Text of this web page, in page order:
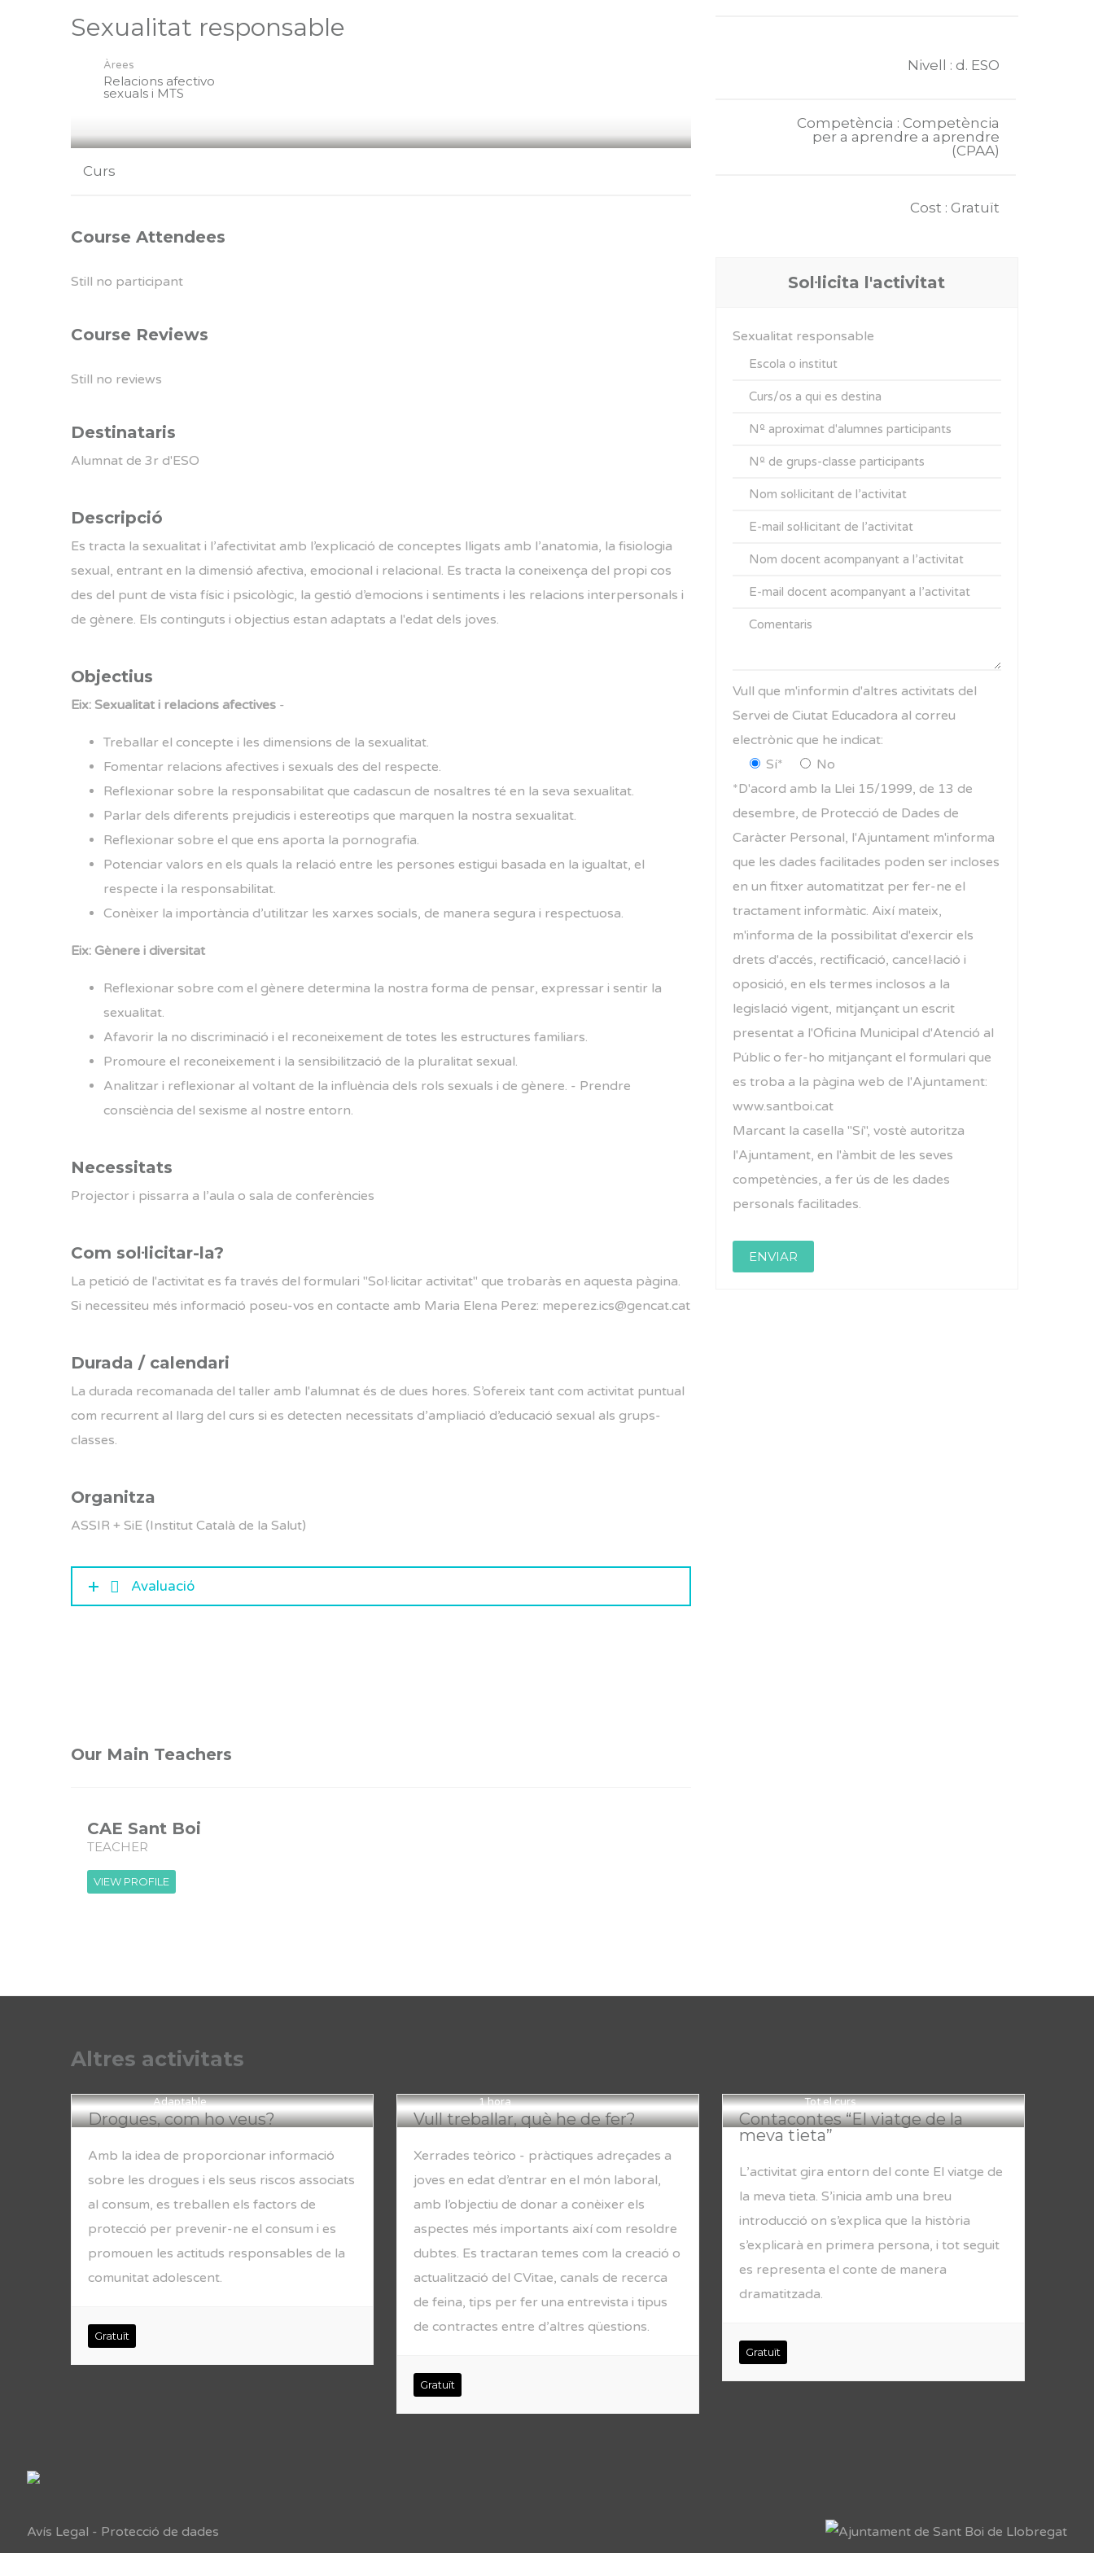
Sexualitat responsable
Àrees
Relacions afectivo
sexuals i MTS
Curs
Course Attendees
Still no participant
Course Reviews
Still no reviews
Destinataris
Alumnat de 3r d'ESO
Descripció
Es tracta la sexualitat i l’afectivitat amb l’explicació de conceptes lligats amb l’anatomia, la fisiologia
sexual, entrant en la dimensió afectiva, emocional i relacional. Es tracta la coneixença del propi cos
des del punt de vista físic i psicològic, la gestió d’emocions i sentiments i les relacions interpersonals i
de gènere. Els continguts i objectius estan adaptats a l'edat dels joves.
Objectius
Eix: Sexualitat i relacions afectives -
Treballar el concepte i les dimensions de la sexualitat.
Fomentar relacions afectives i sexuals des del respecte.
Reflexionar sobre la responsabilitat que cadascun de nosaltres té en la seva sexualitat.
Parlar dels diferents prejudicis i estereotips que marquen la nostra sexualitat.
Reflexionar sobre el que ens aporta la pornografia.
Potenciar valors en els quals la relació entre les persones estigui basada en la igualtat, el
respecte i la responsabilitat.
Conèixer la importància d’utilitzar les xarxes socials, de manera segura i respectuosa.
Eix: Gènere i diversitat
Reflexionar sobre com el gènere determina la nostra forma de pensar, expressar i sentir la
sexualitat.
Afavorir la no discriminació i el reconeixement de totes les estructures familiars.
Promoure el reconeixement i la sensibilització de la pluralitat sexual.
Analitzar i reflexionar al voltant de la influència dels rols sexuals i de gènere. - Prendre
consciència del sexisme al nostre entorn.
Necessitats
Projector i pissarra a l’aula o sala de conferències
Com sol·licitar-la?
La petició de l'activitat es fa través del formulari "Sol·licitar activitat" que trobaràs en aquesta pàgina.
Si necessiteu més informació poseu-vos en contacte amb Maria Elena Perez: meperez.ics@gencat.cat
Durada / calendari
La durada recomanada del taller amb l'alumnat és de dues hores. S’ofereix tant com activitat puntual
com recurrent al llarg del curs si es detecten necessitats d’ampliació d’educació sexual als grups-
classes.
Organitza
ASSIR + SiE (Institut Català de la Salut)
Avaluació
Our Main Teachers
CAE Sant Boi
TEACHER
VIEW PROFILE
Nivell : d. ESO
Competència : Competència
per a aprendre a aprendre
(CPAA)
Cost : Gratuït
Sol·licita l'activitat
Sexualitat responsable
Vull que m'informin d'altres activitats del
Servei de Ciutat Educadora al correu
electrònic que he indicat:
Sí*
No
*D'acord amb la Llei 15/1999, de 13 de
desembre, de Protecció de Dades de
Caràcter Personal, l'Ajuntament m'informa
que les dades facilitades poden ser incloses
en un fitxer automatitzat per fer-ne el
tractament informàtic. Així mateix,
m'informa de la possibilitat d'exercir els
drets d'accés, rectificació, cancel·lació i
oposició, en els termes inclosos a la
legislació vigent, mitjançant un escrit
presentat a l'Oficina Municipal d'Atenció al
Públic o fer-ho mitjançant el formulari que
es troba a la pàgina web de l'Ajuntament:
www.santboi.cat
Marcant la casella "Sí", vostè autoritza
l'Ajuntament, en l'àmbit de les seves
competències, a fer ús de les dades
personals facilitades.
Altres activitats
Adaptable
Drogues, com ho veus?
Amb la idea de proporcionar informació
sobre les drogues i els seus riscos associats
al consum, es treballen els factors de
protecció per prevenir-ne el consum i es
promouen les actituds responsables de la
comunitat adolescent.
Gratuït
1 hora
Vull treballar, què he de fer?
Xerrades teòrico - pràctiques adreçades a
joves en edat d’entrar en el món laboral,
amb l’objectiu de donar a conèixer els
aspectes més importants així com resoldre
dubtes. Es tractaran temes com la creació o
actualització del CVitae, canals de recerca
de feina, tips per fer una entrevista i tipus
de contractes entre d’altres qüestions.
Gratuït
Tot el curs
Contacontes “El viatge de la
meva tieta”
L’activitat gira entorn del conte El viatge de
la meva tieta. S’inicia amb una breu
introducció on s’explica que la història
s’explicarà en primera persona, i tot seguit
es representa el conte de manera
dramatitzada.
Gratuït
Avís Legal - Protecció de dades